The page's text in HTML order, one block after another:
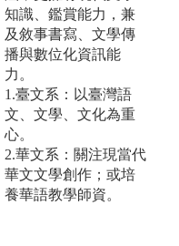
知識、鑑賞能力，兼
及敘事書寫、文學傳
播與數位化資訊能
力。
1.臺文系：以臺灣語
文、文學、文化為重
心。
2.華文系：關注現當代
華文文學創作；或培
養華語教學師資。